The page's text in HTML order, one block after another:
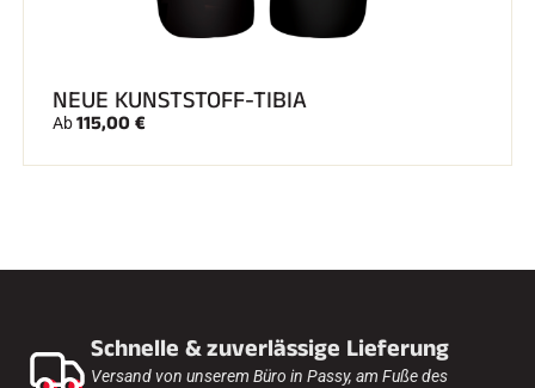
NEUE KUNSTSTOFF-TIBIA
Ab115,00 €
Schnelle & zuverlässige Lieferung
Versand von unserem Büro in Passy, am Fuße des